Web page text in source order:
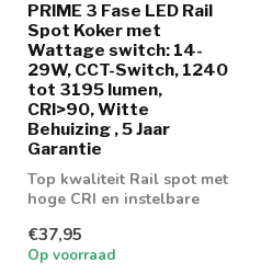
PRIME 3 Fase LED Rail
Spot Koker met
Wattage switch: 14-
29W, CCT-Switch, 1240
tot 3195 lumen,
CRI>90, Witte
Behuizing , 5 Jaar
Garantie
Top kwaliteit Rail spot met
hoge CRI en instelbare
€37,95
Op voorraad